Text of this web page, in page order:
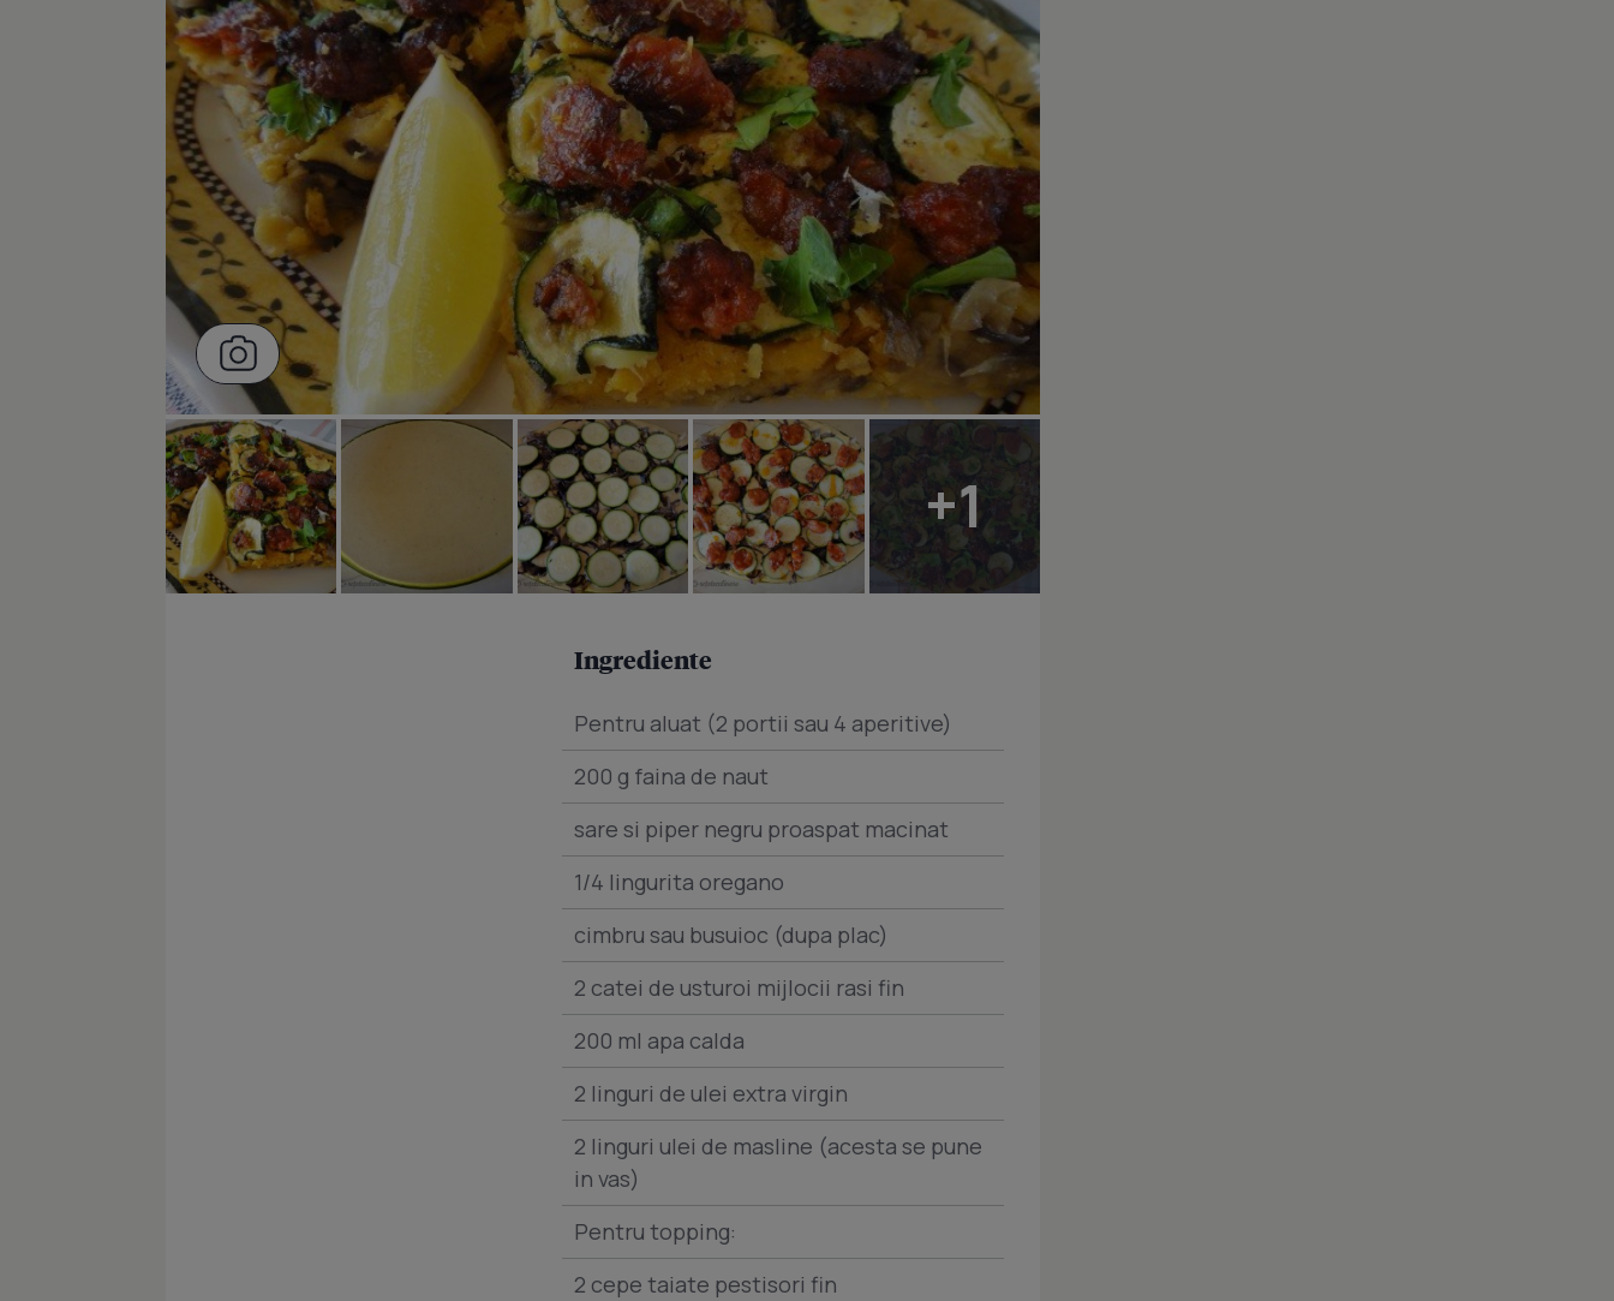
+1
Ingrediente
Pentru aluat (2 portii sau 4 aperitive)
200 g faina de naut
sare si piper negru proaspat macinat
1/4 lingurita oregano
cimbru sau busuioc (dupa plac)
2 catei de usturoi mijlocii rasi fin
200 ml apa calda
2 linguri de ulei extra virgin
2 linguri ulei de masline (acesta se pune
in vas)
Pentru topping:
2 cepe taiate pestisori fin